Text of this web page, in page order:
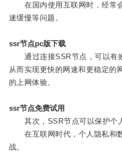
在国内使用互联网时，经常
速缓慢等问题。
ssr节点pc版下载
通过连接SSR节点，可以有效
从而实现更快的网速和更稳定的
的上网体验。
ssr节点免费试用
其次，SSR节点可以保护个人
在互联网时代，个人隐私和
战。